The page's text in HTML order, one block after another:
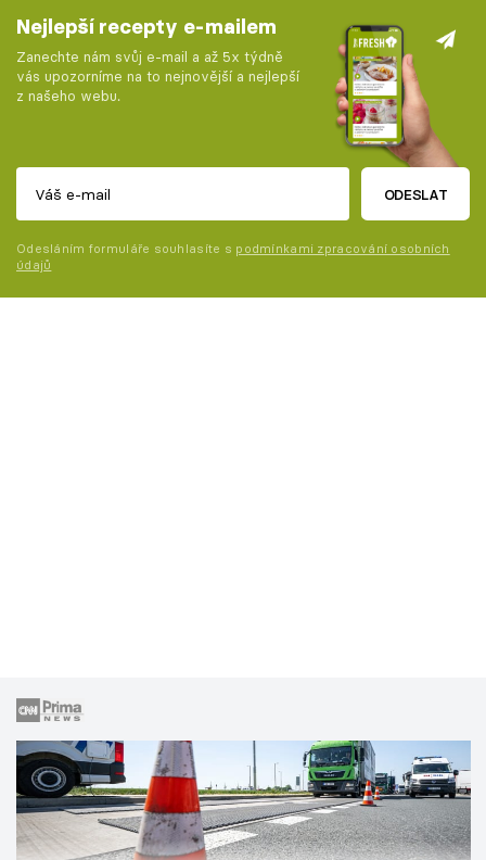
Nejlepší recepty e-mailem
Zanechte nám svůj e-mail a až 5x týdně
vás upozorníme na to nejnovější a nejlepší
z našeho webu.
ODESLAT
Odesláním formuláře souhlasíte s podmínkami zpracování osobních
údajů